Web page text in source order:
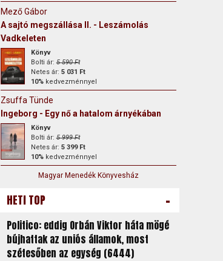
Mező Gábor
A sajtó megszállása II. - Leszámolás
Vadkeleten
Könyv
Bolti ár:5 590 Ft
Netes ár: 5 031 Ft
10%kedvezménnyel
Zsuffa Tünde
Ingeborg - Egy nő a hatalom árnyékában
Könyv
Bolti ár:5 999 Ft
Netes ár: 5 399 Ft
10%kedvezménnyel
Magyar Menedék Könyvesház
HETI TOP -
Politico: eddig Orbán Viktor háta mögé
bújhattak az uniós államok, most
szétesőben az egység (6444)